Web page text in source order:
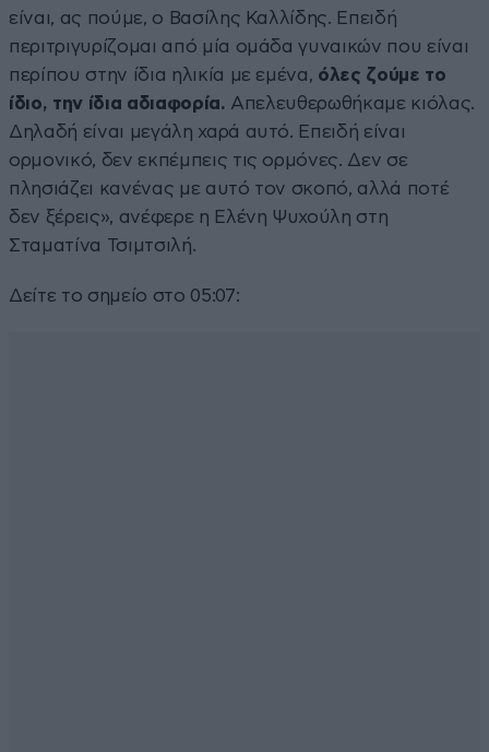
είναι, ας πούμε, ο Βασίλης Καλλίδης. Επειδή
περιτριγυρίζομαι από μία ομάδα γυναικών που είναι
περίπου στην ίδια ηλικία με εμένα, όλες ζούμε το
ίδιο, την ίδια αδιαφορία. Απελευθερωθήκαμε κιόλας.
Δηλαδή είναι μεγάλη χαρά αυτό. Επειδή είναι
ορμονικό, δεν εκπέμπεις τις ορμόνες. Δεν σε
πλησιάζει κανένας με αυτό τον σκοπό, αλλά ποτέ
δεν ξέρεις», ανέφερε η Ελένη Ψυχούλη στη
Σταματίνα Τσιμτσιλή.
Δείτε το σημείο στο 05:07: